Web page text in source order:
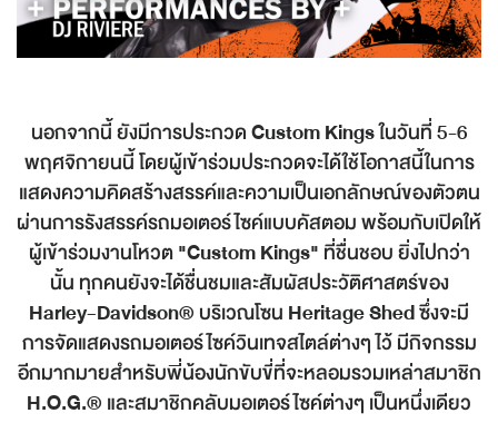
นอกจากนี้ ยังมีการประกวดCustom Kingsในวันที่ 5-6
พฤศจิกายนนี้ โดยผู้เข้าร่วมประกวดจะได้ใช้โอกาสนี้ในการ
แสดงความคิดสร้างสรรค์และความเป็นเอกลักษณ์ของตัวตน
ผ่านการรังสรรค์รถมอเตอร์ไซค์แบบคัสตอม พร้อมกับเปิดให้
ผู้เข้าร่วมงานโหวต"Custom Kings" ที่ชื่นชอบ ยิ่งไปกว่า
นั้น ทุกคนยังจะได้ชื่นชมและสัมผัสประวัติศาสตร์ของ
Harley-Davidson® บริเวณโซน Heritage Shedซึ่งจะมี
การจัดแสดงรถมอเตอร์ไซค์วินเทจสไตล์ต่างๆ ไว้ มีกิจกรรม
อีกมากมายสำหรับพี่น้องนักขับขี่ที่จะหลอมรวมเหล่าสมาชิก
H.O.G.® และสมาชิกคลับมอเตอร์ไซค์ต่างๆ เป็นหนึ่งเดียว